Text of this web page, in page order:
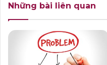
Những bài liên quan